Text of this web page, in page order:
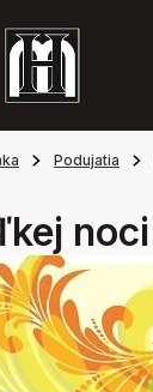
Podujatia
noci